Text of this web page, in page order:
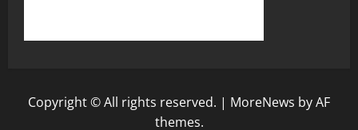
Copyright © All rights reserved. | MoreNews by AF
themes.